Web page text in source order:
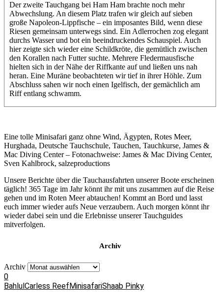
Der zweite Tauchgang bei Ham Ham brachte noch mehr
Abwechslung. An diesem Platz trafen wir gleich auf sieben
große Napoleon-Lippfische – ein imposantes Bild, wenn diese
Riesen gemeinsam unterwegs sind. Ein Adlerrochen zog elegant
durchs Wasser und bot ein beeindruckendes Schauspiel. Auch
hier zeigte sich wieder eine Schildkröte, die gemütlich zwischen
den Korallen nach Futter suchte. Mehrere Fledermausfische
hielten sich in der Nähe der Riffkante auf und ließen uns nah
heran. Eine Muräne beobachteten wir tief in ihrer Höhle. Zum
Abschluss sahen wir noch einen Igelfisch, der gemächlich am
Riff entlang schwamm.
Eine tolle Minisafari ganz ohne Wind, Ägypten, Rotes Meer,
Hurghada, Deutsche Tauchschule, Tauchen, Tauchkurse, James &
Mac Diving Center – Fotonachweise: James & Mac Diving Center,
Sven Kahlbrock, salzeproductions
Unsere Berichte über die Tauchausfahrten unserer Boote erscheinen
täglich! 365 Tage im Jahr könnt ihr mit uns zusammen auf die Reise
gehen und im Roten Meer abtauchen! Kommt an Bord und lasst
euch immer wieder aufs Neue verzaubern. Auch morgen könnt ihr
wieder dabei sein und die Erlebnisse unserer Tauchguides
mitverfolgen.
Archiv
Archiv
0
BahlulCarless ReefMinisafariShaab Pinky